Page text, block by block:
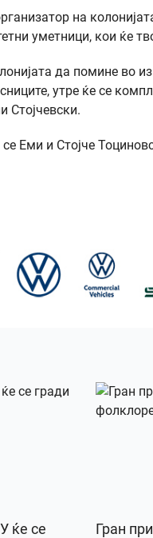
на
уметници, кои ќе
да помине во
утре ќе се
Стојчевски.
Еми и Стојче
ќе се
Гран